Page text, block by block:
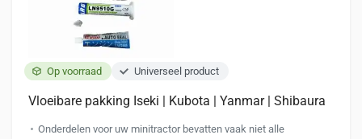
Op voorraad Universeel product
Vloeibare pakking Iseki | Kubota | Yanmar | Shibaura
Onderdelen voor uw minitractor bevatten vaak niet alle